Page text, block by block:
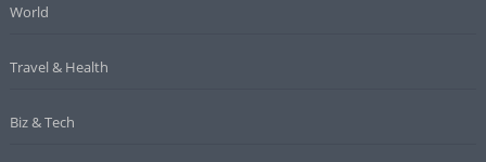
World
Travel & Health
Biz & Tech